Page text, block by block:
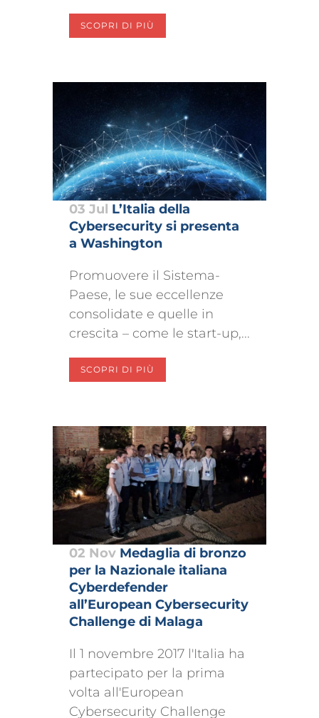
SCOPRI DI PIÙ
03 Jul L’Italia della
Cybersecurity si presenta
a Washington
Promuovere il Sistema-
Paese, le sue eccellenze
consolidate e quelle in
crescita – come le start-up,...
SCOPRI DI PIÙ
02 Nov Medaglia di bronzo
per la Nazionale italiana
Cyberdefender
all’European Cybersecurity
Challenge di Malaga
Il 1 novembre 2017 l'Italia ha
partecipato per la prima
volta all'European
Cybersecurity Challenge